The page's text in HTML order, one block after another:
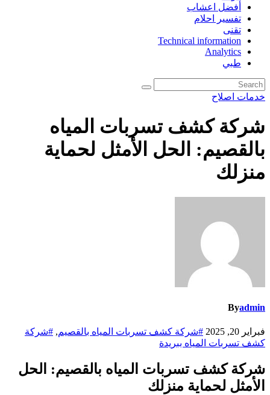
أفضل اعشاب
تفسير احلام
تقنى
Technical information
Analytics
طبي
خدمات اصلاح
شركة كشف تسربات المياه
بالقصيم: الحل الأمثل لحماية
منزلك
Byadmin
فبراير 20, 2025 #شركة كشف تسربات المياه بالقصيم, #شركة
كشف تسربات المياه ببريدة
شركة كشف تسربات المياه بالقصيم: الحل
الأمثل لحماية منزلك